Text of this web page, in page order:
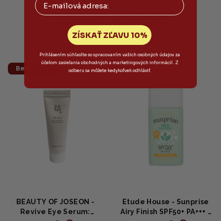
Podobné produkty
Bestseller
BEAUTY OF JOSEON -
Revive Eye Serum:
Etude House - Sunprise
Airy Finish SPF50+ PA+++ -
ZÍSKAŤ ZĽAVU 10%
Prihlásením súhlasíte so spracovaním vašich osobných údajov za
účelom zasielania obchodných a marketingových informácií. Z
odberu sa môžete kedykoľvek odhlásiť